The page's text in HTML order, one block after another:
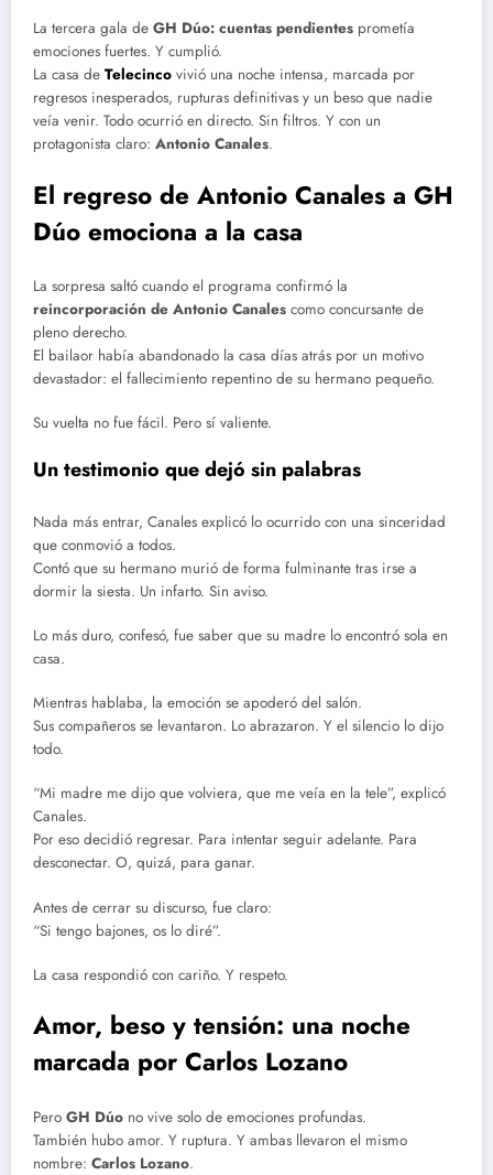
La tercera gala de GH Dúo: cuentas pendientes prometía
emociones fuertes. Y cumplió.
La casa de Telecinco vivió una noche intensa, marcada por
regresos inesperados, rupturas definitivas y un beso que nadie
veía venir. Todo ocurrió en directo. Sin filtros. Y con un
protagonista claro: Antonio Canales.
El regreso de Antonio Canales a GH
Dúo emociona a la casa
La sorpresa saltó cuando el programa confirmó la
reincorporación de Antonio Canales como concursante de
pleno derecho.
El bailaor había abandonado la casa días atrás por un motivo
devastador: el fallecimiento repentino de su hermano pequeño.
Su vuelta no fue fácil. Pero sí valiente.
Un testimonio que dejó sin palabras
Nada más entrar, Canales explicó lo ocurrido con una sinceridad
que conmovió a todos.
Contó que su hermano murió de forma fulminante tras irse a
dormir la siesta. Un infarto. Sin aviso.
Lo más duro, confesó, fue saber que su madre lo encontró sola en
casa.
Mientras hablaba, la emoción se apoderó del salón.
Sus compañeros se levantaron. Lo abrazaron. Y el silencio lo dijo
todo.
“Mi madre me dijo que volviera, que me veía en la tele”, explicó
Canales.
Por eso decidió regresar. Para intentar seguir adelante. Para
desconectar. O, quizá, para ganar.
Antes de cerrar su discurso, fue claro:
“Si tengo bajones, os lo diré”.
La casa respondió con cariño. Y respeto.
Amor, beso y tensión: una noche
marcada por Carlos Lozano
Pero GH Dúo no vive solo de emociones profundas.
También hubo amor. Y ruptura. Y ambas llevaron el mismo
nombre: Carlos Lozano.